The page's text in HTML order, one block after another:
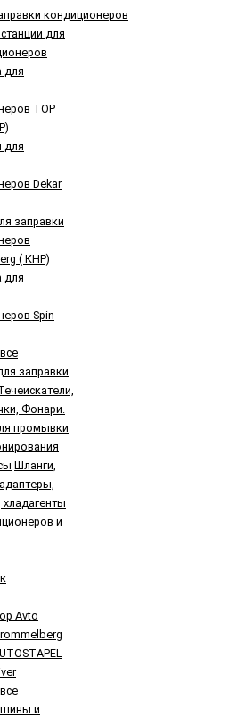
кондиционеров
для
для
TOP
для
Dekar
заправки
( КНР)
для
Spin
заправки
Фонари.
промывки
Шланги,
и
Avto
и